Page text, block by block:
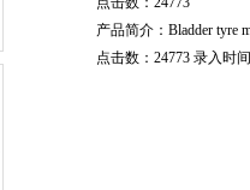
产品简介：Bladder tyre
点击数：24773 录入时